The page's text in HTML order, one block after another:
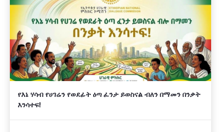
የእኔ ሃሳብ የሀገሬን የወደፊት ዕጣ ፈንታ ይወስናል ብለን በማመን በንቃት
እንሳተፍ!